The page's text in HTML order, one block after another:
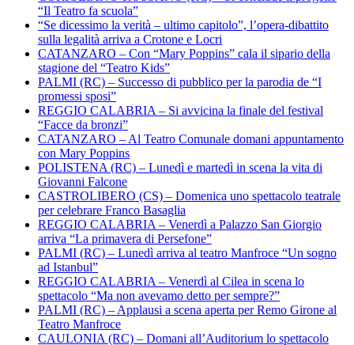
“Il Teatro fa scuola”
“Se dicessimo la verità – ultimo capitolo”, l’opera-dibattito
sulla legalità arriva a Crotone e Locri
CATANZARO – Con “Mary Poppins” cala il sipario della
stagione del “Teatro Kids”
PALMI (RC) – Successo di pubblico per la parodia de “I
promessi sposi”
REGGIO CALABRIA – Si avvicina la finale del festival
“Facce da bronzi”
CATANZARO – Al Teatro Comunale domani appuntamento
con Mary Poppins
POLISTENA (RC) – Lunedì e martedì in scena la vita di
Giovanni Falcone
CASTROLIBERO (CS) – Domenica uno spettacolo teatrale
per celebrare Franco Basaglia
REGGIO CALABRIA – Venerdì a Palazzo San Giorgio
arriva “La primavera di Persefone”
PALMI (RC) – Lunedì arriva al teatro Manfroce “Un sogno
ad Istanbul”
REGGIO CALABRIA – Venerdì al Cilea in scena lo
spettacolo “Ma non avevamo detto per sempre?”
PALMI (RC) – Applausi a scena aperta per Remo Girone al
Teatro Manfroce
CAULONIA (RC) – Domani all’Auditorium lo spettacolo